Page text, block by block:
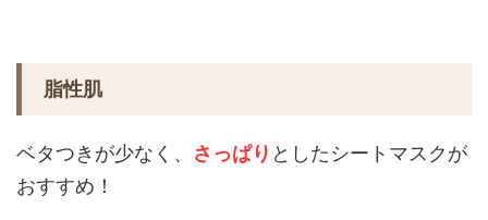
脂性肌
ベタつきが少なく、 さっぱり としたシートマスクが
おすすめ！